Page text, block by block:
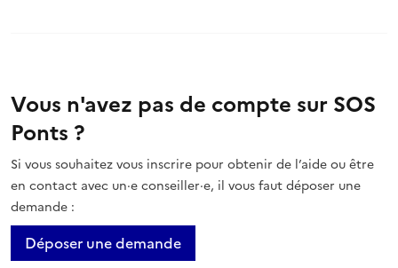
Vous n'avez pas de compte sur SOS
Ponts ?
Si vous souhaitez vous inscrire pour obtenir de l’aide ou être
en contact avec un·e conseiller·e, il vous faut déposer une
demande :
Déposer une demande